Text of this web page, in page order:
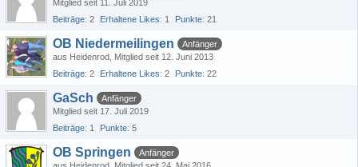
Mitglied seit 11. Juli 2019
Beiträge 2 Erhaltene Likes 1 Punkte 21
OB Niedermeilingen
Anfänger
aus Heidenrod Mitglied seit 12. Juni 2013
Beiträge 2 Erhaltene Likes 2 Punkte 22
GaSch
Anfänger
Mitglied seit 17. Juli 2019
Beiträge 1 Punkte 5
OB Springen
Anfänger